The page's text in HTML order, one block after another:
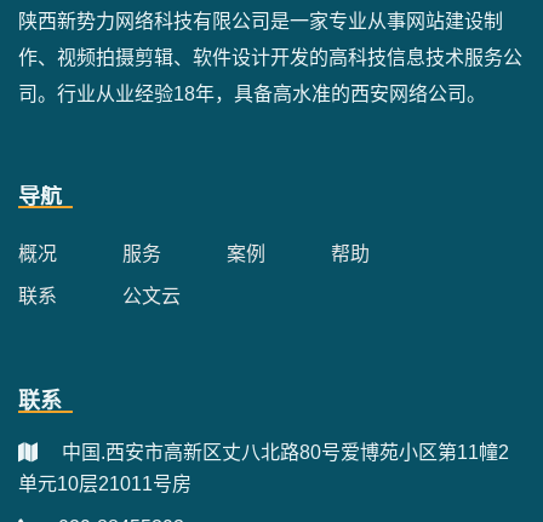
陕西新势力网络科技有限公司是一家专业从事网站建设制
作、视频拍摄剪辑、软件设计开发的高科技信息技术服务公
司。行业从业经验18年，具备高水准的西安网络公司。
导航
概况 服务 案例 帮助
联系 公文云
联系
中国.西安市高新区丈八北路80号爱博苑小区第11幢2
单元10层21011号房